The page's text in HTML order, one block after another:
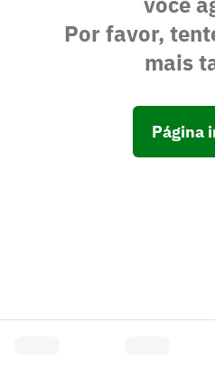
Por favor,
mais
Página